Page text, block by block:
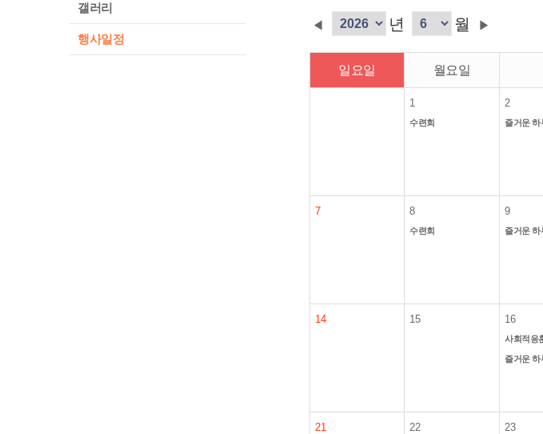
갤러리
행사일정
◀ 년 월 ▶
일요일 월요일
1
수련회
2
즐거운 하
7 8
수련회
9
즐거운 하
14 15 16
사회적응
즐거운 하
21 22 23